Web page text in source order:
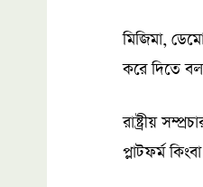
মিজিমা,
করে দিতে
রাষ্ট্রীয়
প্লাটফর্ম